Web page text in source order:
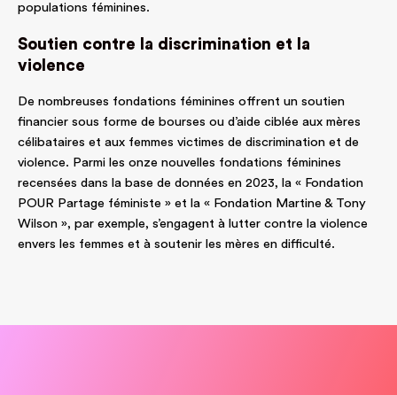
populations féminines.
Soutien contre la discrimination et la
violence
De nombreuses fondations féminines offrent un soutien
financier sous forme de bourses ou d’aide ciblée aux mères
célibataires et aux femmes victimes de discrimination et de
violence. Parmi les onze nouvelles fondations féminines
recensées dans la base de données en 2023, la « Fondation
POUR Partage féministe » et la « Fondation Martine & Tony
Wilson », par exemple, s’engagent à lutter contre la violence
envers les femmes et à soutenir les mères en difficulté.